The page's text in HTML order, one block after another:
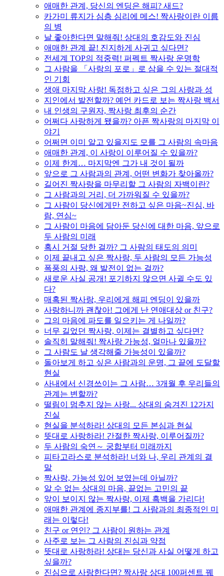
애매한 관계, 당신의 엔딩은 해피? 새드?
카가미 류지가 심층 심리에 메스! 짝사랑이란 이름
의 병
날 좋아한다면 말해줘! 상대의 호감도와 진심
애매한 관계 끝! 진지하게 사귀고 싶다면?
전세계 TOP의 적중력! 퍼펙트 짝사랑 운명학
그 사람을 「사랑의 포로」로 삼을 수 있는 절대적
인 기회
생애 마지막 사랑! 독점하고 싶은 그의 사랑과 성
지인에서 발전할까? 예언 카드로 보는 짝사랑 백서
내 인생의 구원자, 짝사랑 최후의 순간
어쩌다 사랑하게 됐을까? 아픈 짝사랑의 마지막 이
야기
어쩌면 이미 알고 있을지도 모를 그 사람의 속마음
애매한 관계, 이 사랑이 이루어질 수 있을까?
이제 한계… 마지막엔 그가 내 것이 될까
앞으로 그 사람과의 관계, 어떤 변화가 찾아올까?
길어진 짝사랑을 마무리할 그 사람의 자백이란?
그 사람과의 거리, 더 가까워질 수 있을까?
그 사람이 당신에게만 전하고 싶은 마음~진심, 바
람, 연심~
그 사람이 마음에 담아둔 당신에 대한 마음, 앞으로
두 사람의 미래
혹시 거절 당한 걸까? 그 사람의 태도의 의미
이제 끝내고 싶은 짝사랑, 두 사람의 모든 가능성
폭풍의 사랑, 왜 발전이 없는 걸까?
새로운 사실 공개! 포기하지 않으면 사귈 수도 있
다?
매혹된 짝사랑, 우리에게 해피 엔딩이 있을까
사랑하니까 괜찮아! 그에게 난 연애대상 or 친구?
그의 마음에 파도를 일으키는 게 나일까?
너무 길었던 짝사랑, 이제는 결별하고 싶다면?
솔직히 말해줘! 짝사랑 가능성, 얼마나 있을까?
그 사람도 날 생각해줄 가능성이 있을까?
돌아보게 하고 싶은 사람과의 운명, 그 끝에 도달할
현실
사내에서 신경쓰이는 그 사람… 3개월 후 우리들의
관계는 변할까?
떨림이 멈추지 않는 사랑... 상대의 숨겨진 12가지
진실
현실을 분석하라! 상대의 모든 본심과 현실
뜻대로 사랑하라! 간절한 짝사랑, 이루어질까?
두 사람의 숙연～ 궁합부터 미래까지
피타고라스로 분석하라! 너와 나, 우리 관계의 결
말
짝사랑, 가능성 있어 보였는데 아닐까?
알 수 없는 상대의 마음, 끝없는 고민의 끝
앞이 보이지 않는 짝사랑, 이제 흑백을 가리다!
애매한 관계에 종지부를! 그 사람과의 최종적인 미
래는 이렇다!
친구 or 연인? 그 사람이 원하는 관계
사주로 보는 그 사람의 진심과 약점
뜻대로 사랑하라! 상대는 당신과 사실 어떻게 하고
싶을까?
진심으로 사랑한다면? 짝사랑 상대 100퍼센트 꿰